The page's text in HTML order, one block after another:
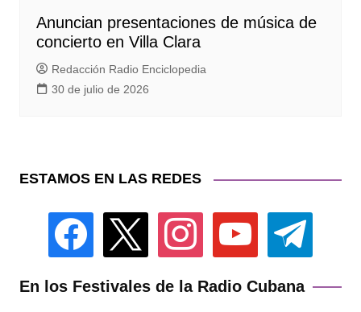
Anuncian presentaciones de música de
concierto en Villa Clara
Redacción Radio Enciclopedia
30 de julio de 2026
ESTAMOS EN LAS REDES
facebook instagram youtube telegram
En los Festivales de la Radio Cubana